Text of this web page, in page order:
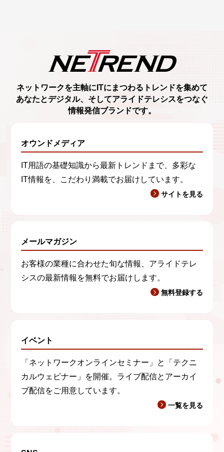
ネットワークを主軸に ITにまつわるトレンドを集めて
あなたとデジタル、 そしてアライドテレシスをつなぐ
情報発信ブランドです。
オウンドメディア
IT用語の基礎知識から最新トレンドまで、多彩な
IT情報を、こだわり満載でお届けしています。
サイトを見る
メールマガジン
お客様の業種に合わせた旬な情報、アライドテレ
シスの最新情報を無料でお届けします。
無料登録する
イベント
「ネットワークオンラインセミナー」と「テクニ
カルウェビナー」を開催。ライブ配信とアーカイ
ブ配信をご用意しています。
一覧を見る